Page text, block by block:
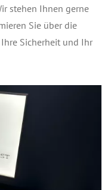
stehen Ihnen gerne
Sie über die
Sicherheit und Ihr